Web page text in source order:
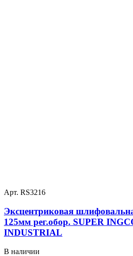
Арт. RS3216
Эксцентриковая
125мм рег.обор. SUPER
INDUSTRIAL
В наличии